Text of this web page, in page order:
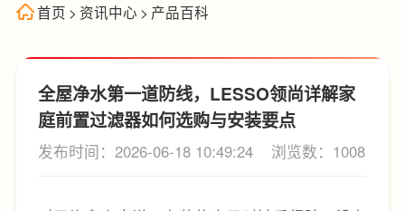
首页 > 资讯中心 > 产品百科
全屋净水第一道防线，LESSO领尚详解家
庭前置过滤器如何选购与安装要点
发布时间：2026-06-18 10:49:24 浏览数：1008